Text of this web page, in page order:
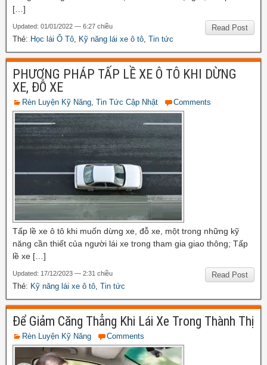
[…]
Read Post
Updated: 01/01/2022 — 6:27 chiều
Thẻ: Học lái Ô Tô Kỹ năng lái xe ô tô Tin tức
PHƯƠNG PHÁP TẤP LỀ XE Ô TÔ KHI DỪNG
XE, ĐỖ XE
Rèn Luyện Kỹ Năng Tin Tức Cập Nhật Comments
Tấp lề xe ô tô khi muốn dừng xe, đỗ xe, một trong những kỹ
năng cần thiết của người lái xe trong tham gia giao thông; Tấp
lề xe […]
Read Post
Updated: 17/12/2023 — 2:31 chiều
Thẻ: Kỹ năng lái xe ô tô Tin tức
Để Giảm Căng Thẳng Khi Lái Xe Trong Thành Thị
Rèn Luyện Kỹ Năng Comments